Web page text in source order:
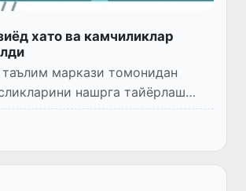
хато ва камчиликлар
таълим маркази томонидан
нашрга тайёрлаш
муассасалари
ўқитувчилар ва ота-оналар,
фикри ўрганилди.